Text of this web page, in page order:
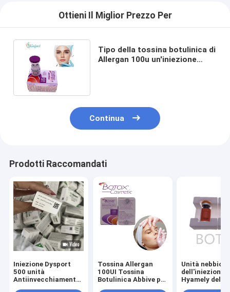
Ottieni Il Miglior Prezzo Per
Tipo della tossina botulinica di
Allergan 100u un'iniezione
Continua
Prodotti Raccomandati
Iniezione Dysport
500 unità
Antiinvecchiamento
Tossina Allergan
100UI Tossina
Botulinica Abbive per
Unità nebbiose
dell'iniezione
Hyamely della